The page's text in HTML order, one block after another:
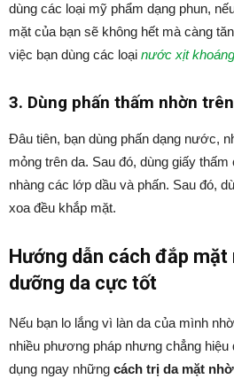
dùng các loại mỹ phẩm dạng phun,
mặt của bạn sẽ không hết mà càng
việc bạn dùng các loại nước xịt
3. Dùng phấn thấm nhờn
Đâu tiên, bạn dùng phấn dạng nước,
mỏng trên da. Sau đó, dùng giấy
nhàng các lớp dầu và phấn. Sau đó,
xoa đều khắp mặt.
Hướng dẫn cách đắp mặt
dưỡng da cực tốt
Nếu bạn lo lắng vì làn da của mình
nhiều phương pháp nhưng chẳng hiệu
dụng ngay những cách trị da mặt